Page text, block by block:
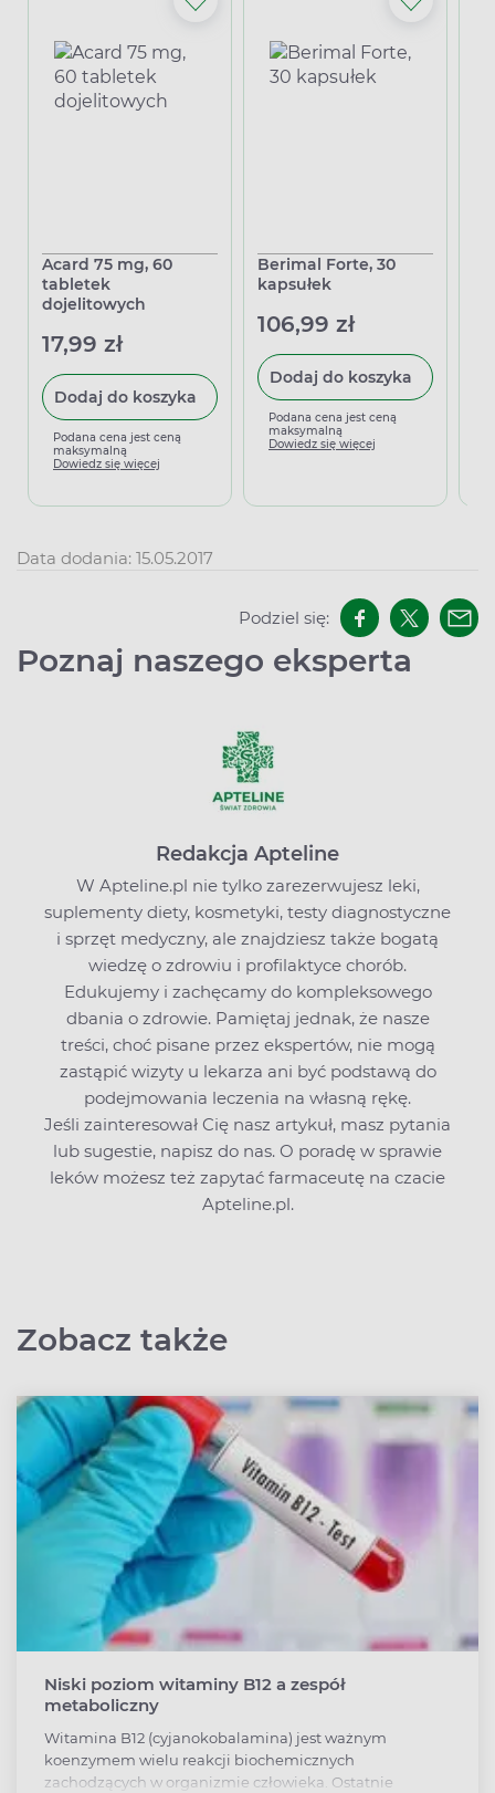
Acard 75 mg, 60
tabletek
dojelitowych
17,99 zł
Dodaj do koszyka
Podana cena jest ceną
maksymalną
Dowiedz się więcej
Berimal Forte, 30
kapsułek
106,99 zł
Dodaj do koszyka
Podana cena jest ceną
maksymalną
Dowiedz się więcej
Data dodania: 15.05.2017
Podziel się:
Poznaj naszego eksperta
Redakcja Apteline
W Apteline.pl nie tylko zarezerwujesz leki,
suplementy diety, kosmetyki, testy diagnostyczne
i sprzęt medyczny, ale znajdziesz także bogatą
wiedzę o zdrowiu i profilaktyce chorób.
Edukujemy i zachęcamy do kompleksowego
dbania o zdrowie. Pamiętaj jednak, że nasze
treści, choć pisane przez ekspertów, nie mogą
zastąpić wizyty u lekarza ani być podstawą do
podejmowania leczenia na własną rękę.
Jeśli zainteresował Cię nasz artykuł, masz pytania
lub sugestie, napisz do nas. O poradę w sprawie
leków możesz też zapytać farmaceutę na czacie
Apteline.pl.
Zobacz także
Niski poziom witaminy B12 a zespół
metaboliczny
Witamina B12 (cyjanokobalamina) jest ważnym
koenzymem wielu reakcji biochemicznych
zachodzących w organizmie człowieka. Ostatnie